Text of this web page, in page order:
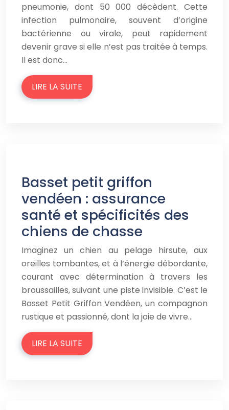
pneumonie, dont 50 000 décèdent. Cette
infection pulmonaire, souvent d’origine
bactérienne ou virale, peut rapidement
devenir grave si elle n’est pas traitée à temps.
Il est donc…
LIRE LA SUITE
Basset petit griffon
vendéen : assurance
santé et spécificités des
chiens de chasse
Imaginez un chien au pelage hirsute, aux
oreilles tombantes, et à l’énergie débordante,
courant avec détermination à travers les
broussailles, suivant une piste invisible. C’est le
Basset Petit Griffon Vendéen, un compagnon
rustique et passionné, dont la joie de vivre…
LIRE LA SUITE